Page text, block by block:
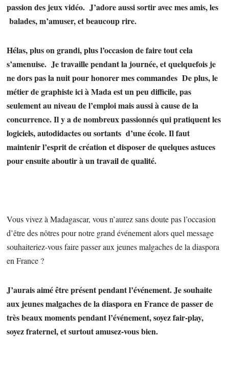
passion des jeux vidéo. J’adore aussi sortir avec mes amis, les
balades, m’amuser, et beaucoup rire.
Hélas, plus on grandi, plus l’occasion de faire tout cela
s’amenuise. Je travaille pendant la journée, et quelquefois je
ne dors pas la nuit pour honorer mes commandes De plus, le
métier de graphiste ici à Mada est un peu difficile, pas
seulement au niveau de l’emploi mais aussi à cause de la
concurrence. Il y a de nombreux passionnés qui pratiquent les
logiciels, autodidactes ou sortants d’une école. Il faut
maintenir l’esprit de création et disposer de quelques astuces
pour ensuite aboutir à un travail de qualité.
Vous vivez à Madagascar, vous n’aurez sans doute pas l’occasion
d’être des nôtres pour notre grand événement alors quel message
souhaiteriez-vous faire passer aux jeunes malgaches de la diaspora
en France ?
J’aurais aimé être présent pendant l’événement. Je souhaite
aux jeunes malgaches de la diaspora en France de passer de
très beaux moments pendant l’événement, soyez fair-play,
soyez fraternel, et surtout amusez-vous bien.